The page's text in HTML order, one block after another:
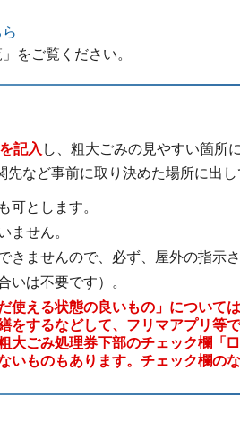
をご覧ください。
記入し、粗大ごみの見やすい箇所
など事前に取り決めた場所に出し
可とします。
ません。
きませんので、必ず、屋外の指示
いは不要です）。
使える状態の良いもの」について
をするなどして、フリマアプリ等
大ごみ処理券下部のチェック欄「
いものもあります。チェック欄の